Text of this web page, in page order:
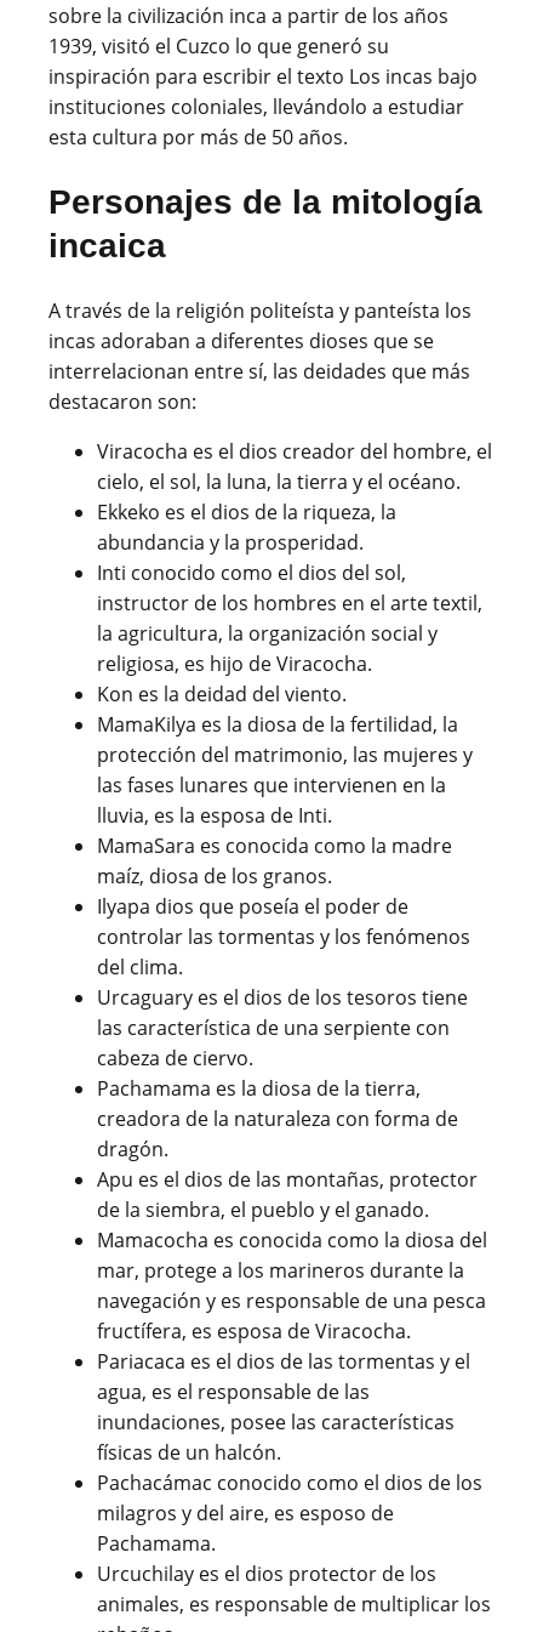
sobre la civilización inca a partir de los años
1939, visitó el Cuzco lo que generó su
inspiración para escribir el texto Los incas bajo
instituciones coloniales, llevándolo a estudiar
esta cultura por más de 50 años.
Personajes de la mitología
incaica
A través de la religión politeísta y panteísta los
incas adoraban a diferentes dioses que se
interrelacionan entre sí, las deidades que más
destacaron son:
Viracocha es el dios creador del hombre, el
cielo, el sol, la luna, la tierra y el océano.
Ekkeko es el dios de la riqueza, la
abundancia y la prosperidad.
Inti conocido como el dios del sol,
instructor de los hombres en el arte textil,
la agricultura, la organización social y
religiosa, es hijo de Viracocha.
Kon es la deidad del viento.
MamaKilya es la diosa de la fertilidad, la
protección del matrimonio, las mujeres y
las fases lunares que intervienen en la
lluvia, es la esposa de Inti.
MamaSara es conocida como la madre
maíz, diosa de los granos.
Ilyapa dios que poseía el poder de
controlar las tormentas y los fenómenos
del clima.
Urcaguary es el dios de los tesoros tiene
las característica de una serpiente con
cabeza de ciervo.
Pachamama es la diosa de la tierra,
creadora de la naturaleza con forma de
dragón.
Apu es el dios de las montañas, protector
de la siembra, el pueblo y el ganado.
Mamacocha es conocida como la diosa del
mar, protege a los marineros durante la
navegación y es responsable de una pesca
fructífera, es esposa de Viracocha.
Pariacaca es el dios de las tormentas y el
agua, es el responsable de las
inundaciones, posee las características
físicas de un halcón.
Pachacámac conocido como el dios de los
milagros y del aire, es esposo de
Pachamama.
Urcuchilay es el dios protector de los
animales, es responsable de multiplicar los